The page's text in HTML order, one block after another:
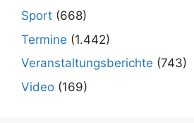
Sport (668)
Termine (1.442)
Veranstaltungsberichte (743)
Video (169)